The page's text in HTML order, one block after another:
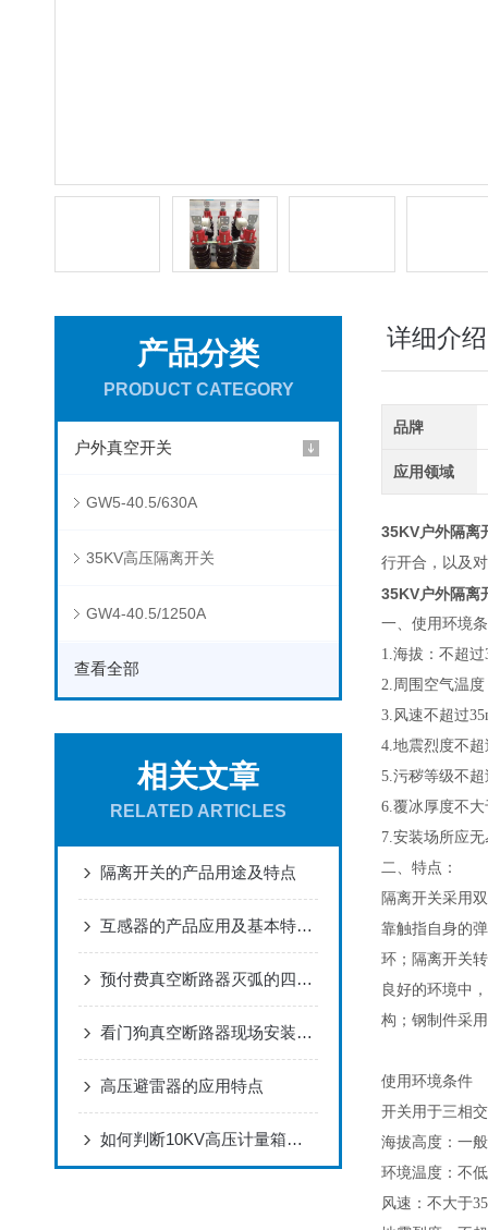
产品分类
PRODUCT CATEGORY
户外真空开关
GW5-40.5/630A
35KV高压隔离开关
GW4-40.5/1250A
查看全部
相关文章
RELATED ARTICLES
隔离开关的产品用途及特点
互感器的产品应用及基本特点概述
预付费真空断路器灭弧的四种方法
看门狗真空断路器现场安装调试完整步骤
高压避雷器的应用特点
如何判断10KV高压计量箱质量是否优异,这3点非常关键
详细介绍
品牌
应用领域
35KV户外隔离
行开合，以及
35KV户外隔离
一、使用环境
1.海拔：不超过
2.周围空气温
3.风速不超过
4.地震烈度不超
5.污秽等级不超
6.覆冰厚度不大
7.安装场所应
二、特点：
隔离开关采用
靠触指自身的
环；隔离开关
良好的环境中
构；钢制件采
使用环境条件
开关用于三相
海拔高度：一
环境温度：不
风速：不大于